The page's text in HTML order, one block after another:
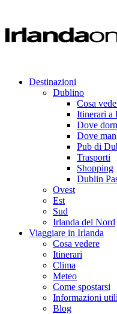
Destinazioni
Dublino
Cosa
Itinerari a
Dove
Dove
Pub di
Trasporti
Shopping
Dublin
Ovest
Est
Sud
Irlanda del Nord
Viaggiare in Irlanda
Cosa vedere
Itinerari
Clima
Meteo
Come spostarsi
Informazioni utili
Blog